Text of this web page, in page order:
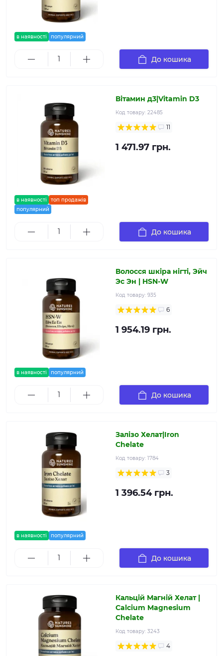
в наявності популярний
До кошика
в наявності
топ продажів
популярний
Вітамин д3|Vitamin D3
Код товару: 22485
11
1 471.97 грн.
До кошика
в наявності популярний
Волосся шкіра нігті, Эйч
Эс Эн | HSN-W
Код товару: 935
6
1 954.19 грн.
До кошика
в наявності популярний
Залізо Хелат|Iron
Chelate
Код товару: 1784
3
1 396.54 грн.
До кошика
Кальцій Магній Хелат |
Calcium Magnesium
Chelate
Код товару: 3243
4